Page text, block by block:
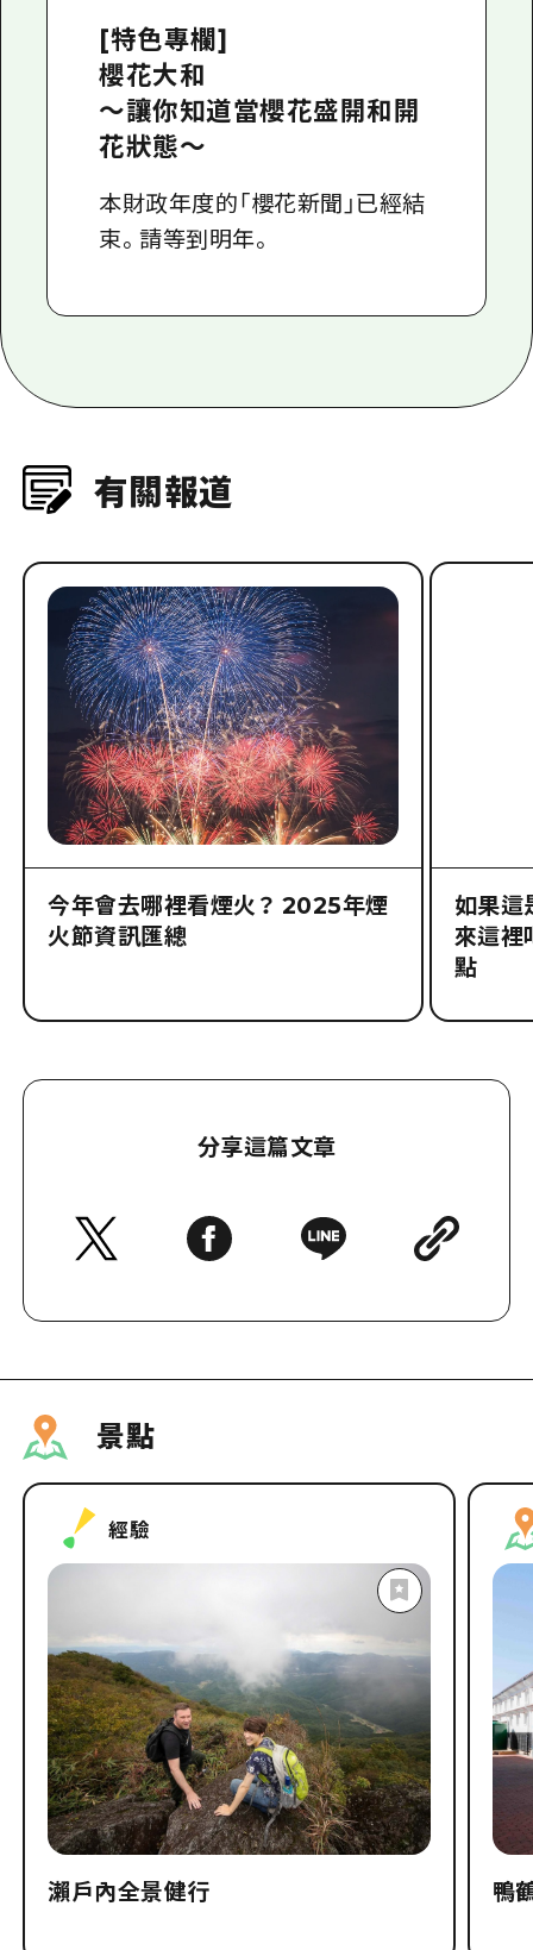
[特色專欄]
櫻花大和
〜讓你知道當櫻花盛開和開
花狀態〜
本財政年度的「櫻花新聞」已經結
束。請等到明年。
有關報道
今年會去哪裡看煙火？ 2025年煙
火節資訊匯總
如果這
來這裡
點
分享這篇文章
景點
經驗
瀨戶內全景健行 鴨